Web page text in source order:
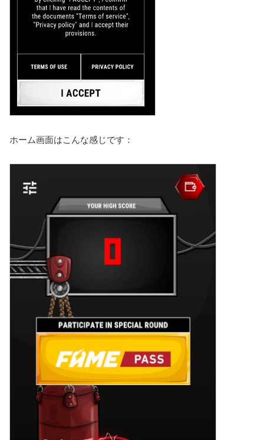
ホーム画面はこんな感じです：